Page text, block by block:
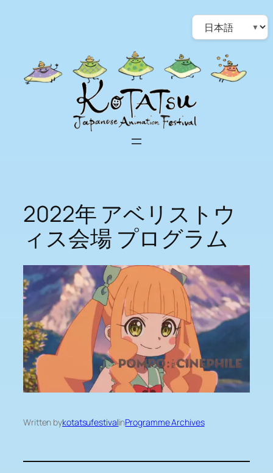
Choose
a
language
2022年 アベリストウ
ィス会場 プログラム
Written bykotatsufestivalinProgramme Archives